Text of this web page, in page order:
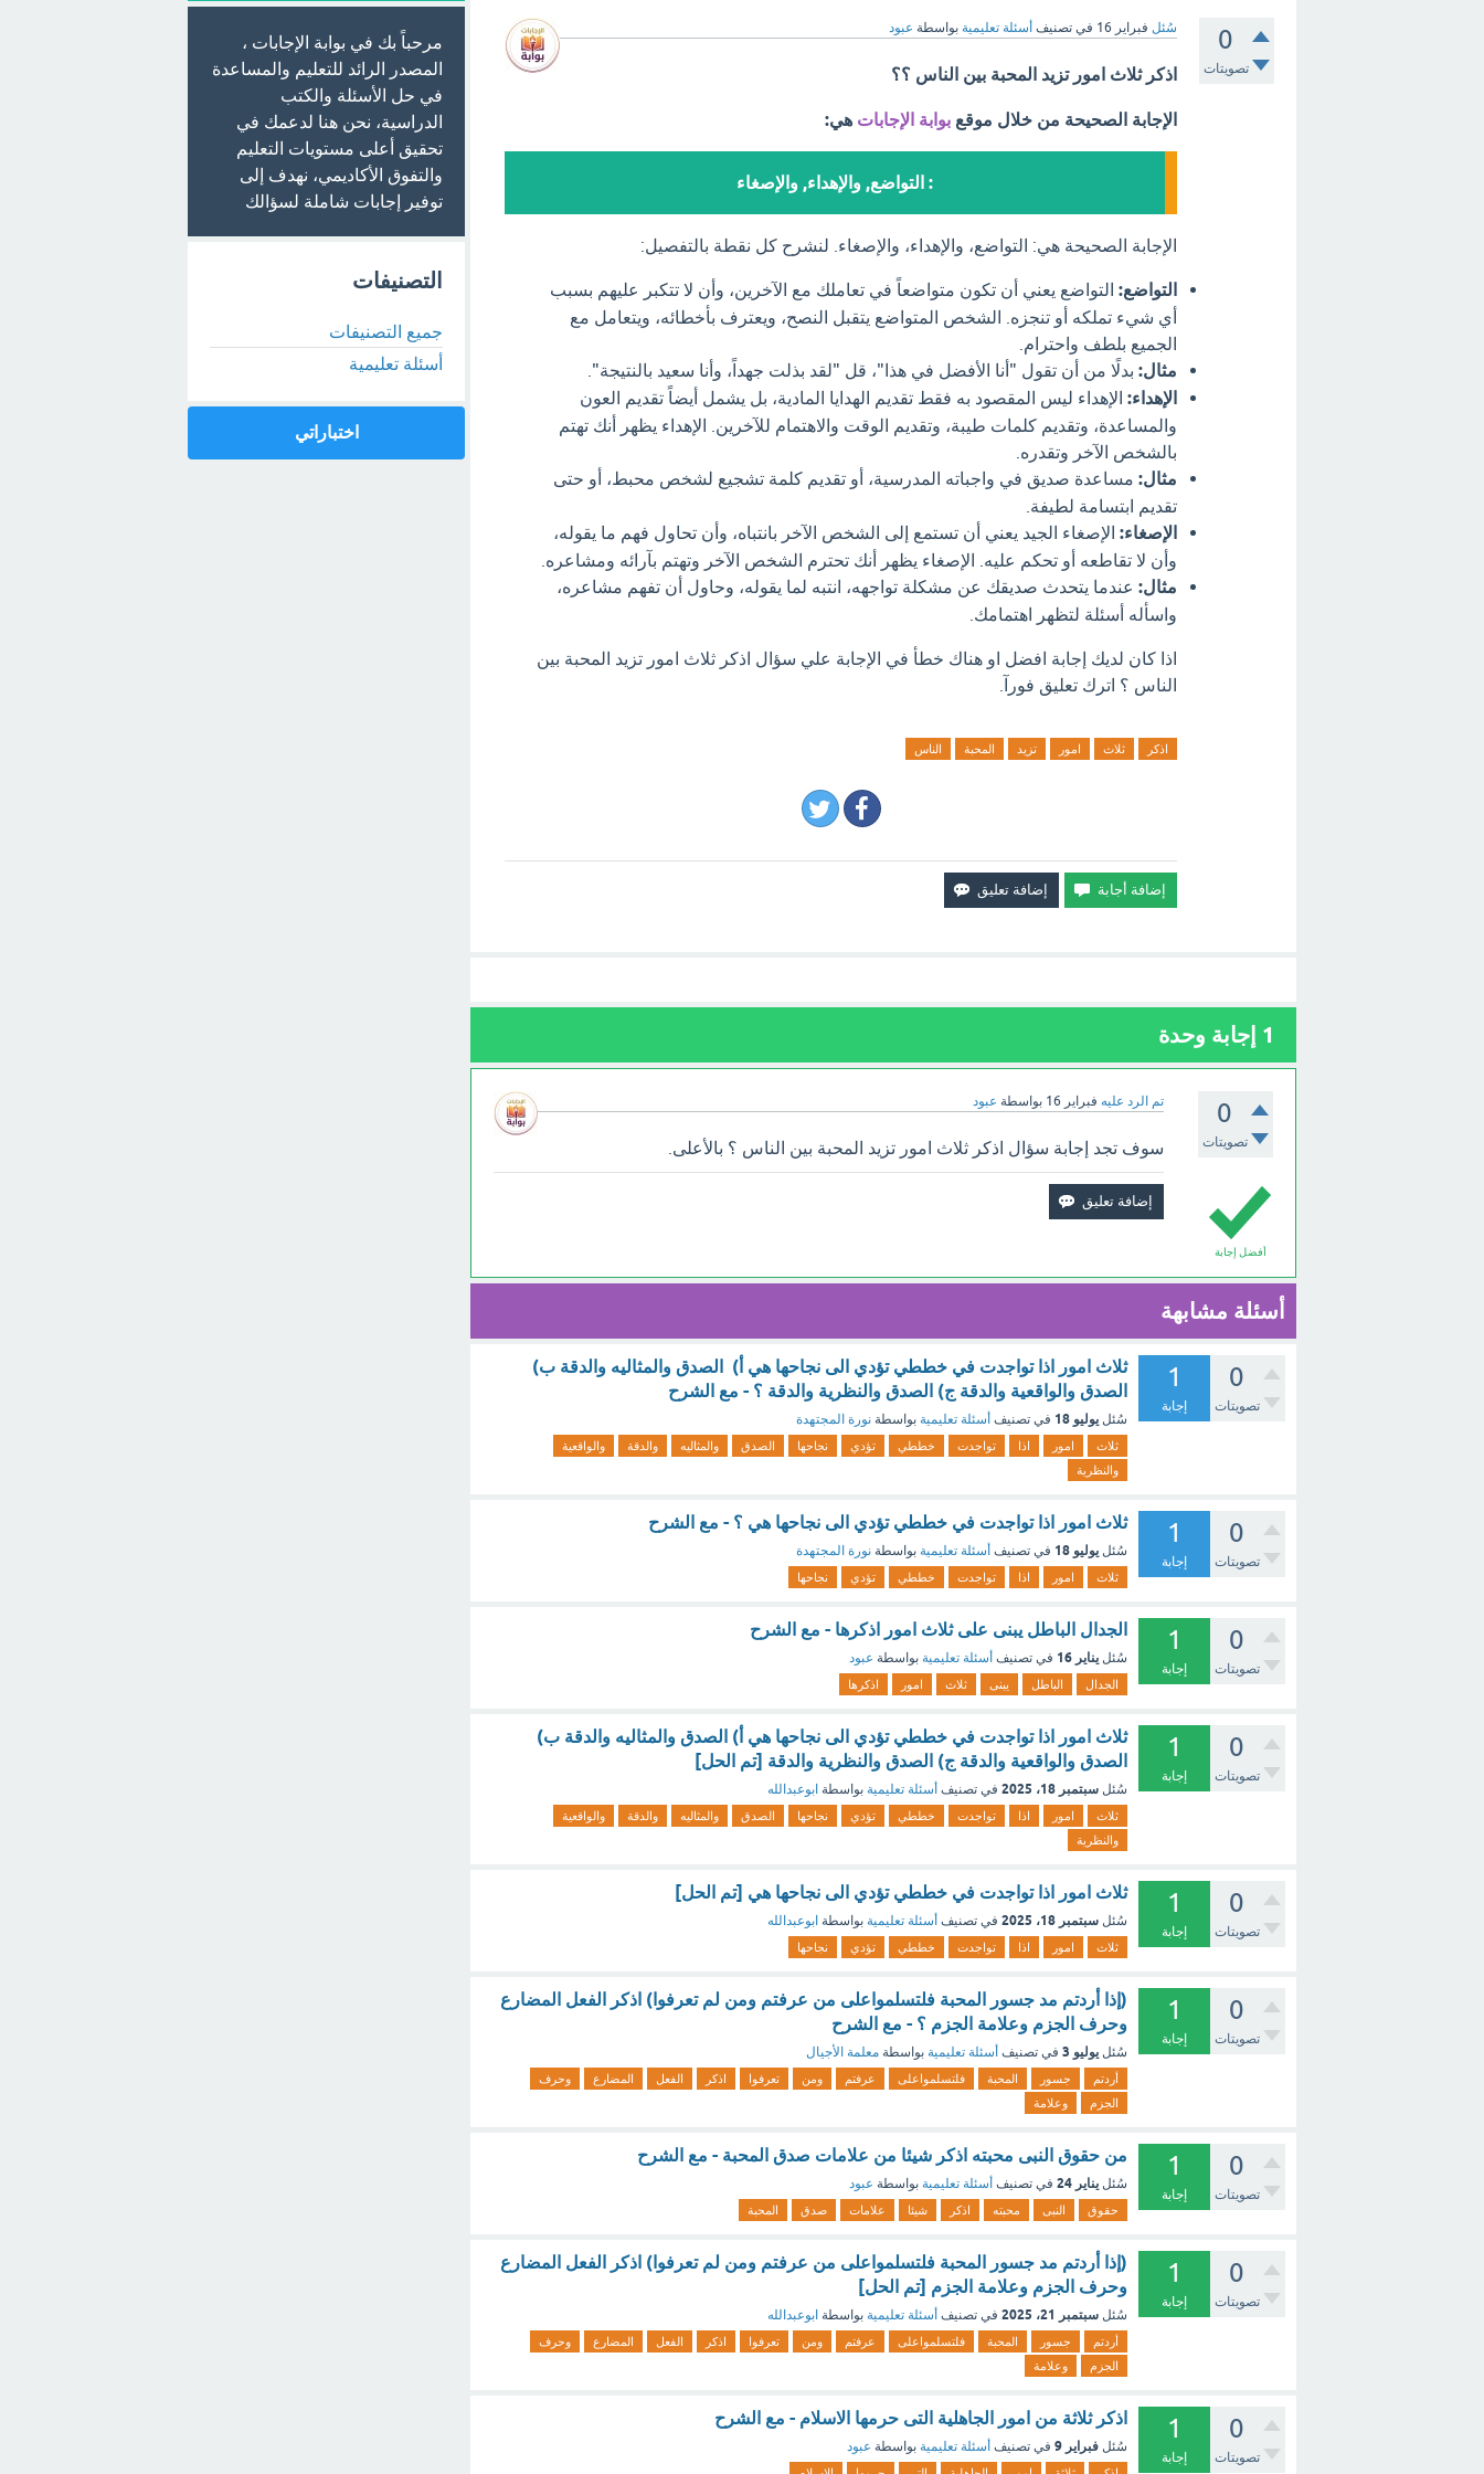
0
تصويتات
سُئل فبراير 16 في تصنيف أسئلة تعليمية بواسطة عبود
اذكر ثلاث امور تزيد المحبة بين الناس ؟؟
الإجابة الصحيحة من خلال موقع بوابة الإجابات هي:
: التواضع, والإهداء, والإصغاء
الإجابة الصحيحة هي: التواضع، والإهداء، والإصغاء. لنشرح كل نقطة بالتفصيل:
التواضع: التواضع يعني أن تكون متواضعاً في تعاملك مع الآخرين، وأن لا تتكبر عليهم بسبب
أي شيء تملكه أو تنجزه. الشخص المتواضع يتقبل النصح، ويعترف بأخطائه، ويتعامل مع
الجميع بلطف واحترام.
مثال: بدلًا من أن تقول "أنا الأفضل في هذا"، قل "لقد بذلت جهداً، وأنا سعيد بالنتيجة".
الإهداء: الإهداء ليس المقصود به فقط تقديم الهدايا المادية، بل يشمل أيضاً تقديم العون
والمساعدة، وتقديم كلمات طيبة، وتقديم الوقت والاهتمام للآخرين. الإهداء يظهر أنك تهتم
بالشخص الآخر وتقدره.
مثال: مساعدة صديق في واجباته المدرسية، أو تقديم كلمة تشجيع لشخص محبط، أو حتى
تقديم ابتسامة لطيفة.
الإصغاء: الإصغاء الجيد يعني أن تستمع إلى الشخص الآخر بانتباه، وأن تحاول فهم ما يقوله،
وأن لا تقاطعه أو تحكم عليه. الإصغاء يظهر أنك تحترم الشخص الآخر وتهتم بآرائه ومشاعره.
مثال: عندما يتحدث صديقك عن مشكلة تواجهه، انتبه لما يقوله، وحاول أن تفهم مشاعره،
واسأله أسئلة لتظهر اهتمامك.
اذا كان لديك إجابة افضل او هناك خطأ في الإجابة علي سؤال اذكر ثلاث امور تزيد المحبة بين
الناس ؟ اترك تعليق فورآ.
اذكر ثلاث امور تزيد المحبة الناس
1 إجابة وحدة
0
تصويتات
تم الرد عليه فبراير 16 بواسطة عبود
أفضل إجابة
سوف تجد إجابة سؤال اذكر ثلاث امور تزيد المحبة بين الناس ؟ بالأعلى.
أسئلة مشابهة
0
تصويتات
1
إجابة
ثلاث امور اذا تواجدت في خططي تؤدي الى نجاحها هي أ) الصدق والمثاليه والدقة ب)
الصدق والواقعية والدقة ج) الصدق والنظرية والدقة ؟ - مع الشرح
سُئل يوليو 18 في تصنيف أسئلة تعليمية بواسطة نورة المجتهدة
ثلاث امور اذا تواجدت خططي تؤدي نجاحها الصدق والمثاليه والدقة
والواقعية
والنظرية
0
تصويتات
1
إجابة
ثلاث امور اذا تواجدت في خططي تؤدي الى نجاحها هي ؟ - مع الشرح
سُئل يوليو 18 في تصنيف أسئلة تعليمية بواسطة نورة المجتهدة
ثلاث امور اذا تواجدت خططي تؤدي نجاحها
0
تصويتات
1
إجابة
الجدال الباطل يبنى على ثلاث امور اذكرها - مع الشرح
سُئل يناير 16 في تصنيف أسئلة تعليمية بواسطة عبود
الجدال الباطل يبنى ثلاث امور اذكرها
0
تصويتات
1
إجابة
ثلاث امور اذا تواجدت في خططي تؤدي الى نجاحها هي أ) الصدق والمثاليه والدقة ب)
الصدق والواقعية والدقة ج) الصدق والنظرية والدقة [تم الحل]
سُئل سبتمبر 18، 2025 في تصنيف أسئلة تعليمية بواسطة ابوعبدالله
ثلاث امور اذا تواجدت خططي تؤدي نجاحها الصدق والمثاليه والدقة
والواقعية
والنظرية
0
تصويتات
1
إجابة
ثلاث امور اذا تواجدت في خططي تؤدي الى نجاحها هي [تم الحل]
سُئل سبتمبر 18، 2025 في تصنيف أسئلة تعليمية بواسطة ابوعبدالله
ثلاث امور اذا تواجدت خططي تؤدي نجاحها
0
تصويتات
1
إجابة
(إذا أردتم مد جسور المحبة فلتسلمواعلى من عرفتم ومن لم تعرفوا) اذكر الفعل المضارع
وحرف الجزم وعلامة الجزم ؟ - مع الشرح
سُئل يوليو 3 في تصنيف أسئلة تعليمية بواسطة معلمة الأجيال
أردتم جسور المحبة فلتسلمواعلى عرفتم ومن تعرفوا اذكر الفعل المضارع
وحرف
الجزم
وعلامة
0
تصويتات
1
إجابة
من حقوق النبى محبته اذكر شيئا من علامات صدق المحبة - مع الشرح
سُئل يناير 24 في تصنيف أسئلة تعليمية بواسطة عبود
حقوق النبى محبته اذكر شيئا علامات صدق المحبة
0
تصويتات
1
إجابة
(إذا أردتم مد جسور المحبة فلتسلمواعلى من عرفتم ومن لم تعرفوا) اذكر الفعل المضارع
وحرف الجزم وعلامة الجزم [تم الحل]
سُئل سبتمبر 21، 2025 في تصنيف أسئلة تعليمية بواسطة ابوعبدالله
أردتم جسور المحبة فلتسلمواعلى عرفتم ومن تعرفوا اذكر الفعل المضارع
وحرف
الجزم
وعلامة
0
تصويتات
1
إجابة
اذكر ثلاثة من امور الجاهلية التى حرمها الاسلام - مع الشرح
سُئل فبراير 9 في تصنيف أسئلة تعليمية بواسطة عبود
مرحباً بك في بوابة الإجابات ،
المصدر الرائد للتعليم والمساعدة
في حل الأسئلة والكتب
الدراسية، نحن هنا لدعمك في
تحقيق أعلى مستويات التعليم
والتفوق الأكاديمي، نهدف إلى
توفير إجابات شاملة لسؤالك
التصنيفات
جميع التصنيفات
أسئلة تعليمية
اختباراتي